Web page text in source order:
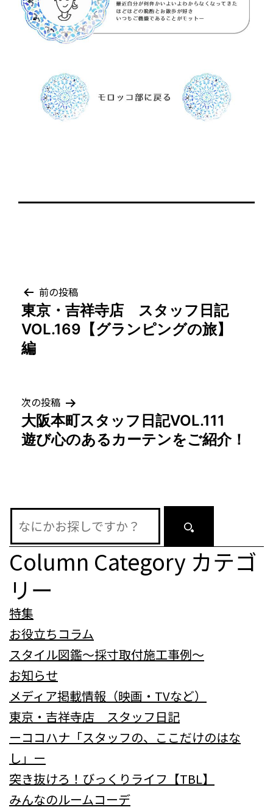
投
稿
ナ
ゲ
ー
ン
前の投稿
東京・吉祥寺店 スタッフ日記
VOL.169【グランピングの旅】
編
次の投稿
大阪本町スタッフ日記VOL.111
遊び心のあるカーテンをご紹介！
Column Category カテゴ
リー
特集
お役立ちコラム
スタイル図鑑～採寸取付施工事例～
お知らせ
メディア掲載情報（映画・TVなど）
東京・吉祥寺店 スタッフ日記
ーココハナ「スタッフの、ここだけのはな
し」ー
突き抜けろ！びっくりライフ【TBL】
みんなのルームコーデ